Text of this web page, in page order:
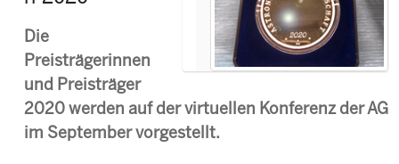
Die
Preisträgerinnen
und Preisträger
2020 werden auf der virtuellen Konferenz der AG
im September vorgestellt.